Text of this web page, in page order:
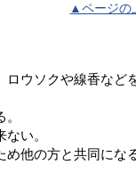
▲ページの
ロウソクや線香など
い。
め他の方と共同にな